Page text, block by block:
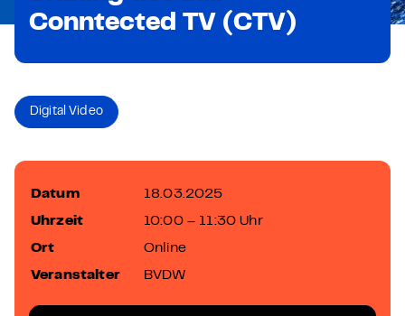
Conntected TV (CTV)
Digital Video
Datum 18.03.2025
Uhrzeit 10:00 – 11:30 Uhr
Ort Online
Veranstalter BVDW